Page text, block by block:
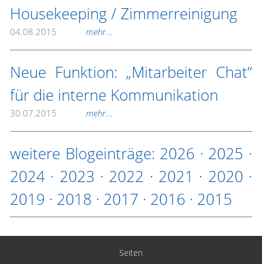
Housekeeping / Zimmerreinigung
04.08.2015 mehr...
Neue Funktion: „Mitarbeiter Chat“
für die interne Kommunikation
30.07.2015 mehr...
weitere Blogeinträge: 2026 · 2025 ·
2024 · 2023 · 2022 · 2021 · 2020 ·
2019 · 2018 · 2017 · 2016 · 2015
Seiten